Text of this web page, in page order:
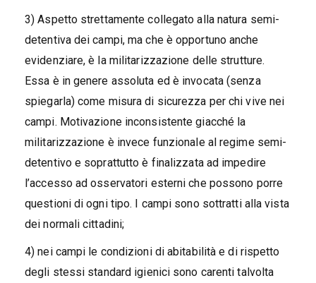
3) Aspetto strettamente collegato alla natura semi-
detentiva dei campi, ma che è opportuno anche
evidenziare, è la militarizzazione delle strutture.
Essa è in genere assoluta ed è invocata (senza
spiegarla) come misura di sicurezza per chi vive nei
campi. Motivazione inconsistente giacché la
militarizzazione è invece funzionale al regime semi-
detentivo e soprattutto è finalizzata ad impedire
l’accesso ad osservatori esterni che possono porre
questioni di ogni tipo. I campi sono sottratti alla vista
dei normali cittadini;
4) nei campi le condizioni di abitabilità e di rispetto
degli stessi standard igienici sono carenti talvolta